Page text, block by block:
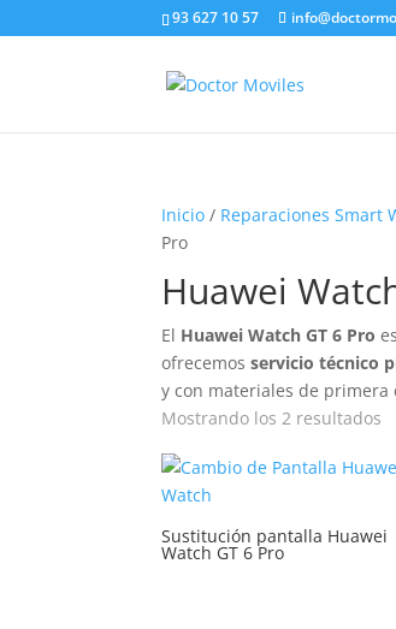
93 627 10 57
Inicio / Reparaciones Smart
Pro
Huawei
El Huawei Watch GT 6 Pro
ofrecemosservicio técnico
y con materiales de primera
Mostrando los 2 resultados
a
Sustitución pantalla Huawei
Watch GT 6 Pro